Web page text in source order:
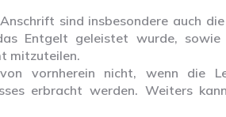
sind insbesondere auch
Entgelt geleistet wurde,
mitzuteilen.
vornherein nicht, wenn die
erbracht werden. Weiters